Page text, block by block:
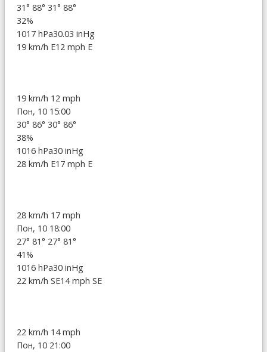
31° 88° 31° 88°
32%
1017 hPa30.03 inHg
19 km/h E12 mph E
19 km/h 12 mph
Пон, 10 15:00
30° 86° 30° 86°
38%
1016 hPa30 inHg
28 km/h E17 mph E
28 km/h 17 mph
Пон, 10 18:00
27° 81° 27° 81°
41%
1016 hPa30 inHg
22 km/h SE14 mph SE
22 km/h 14 mph
Пон, 10 21:00